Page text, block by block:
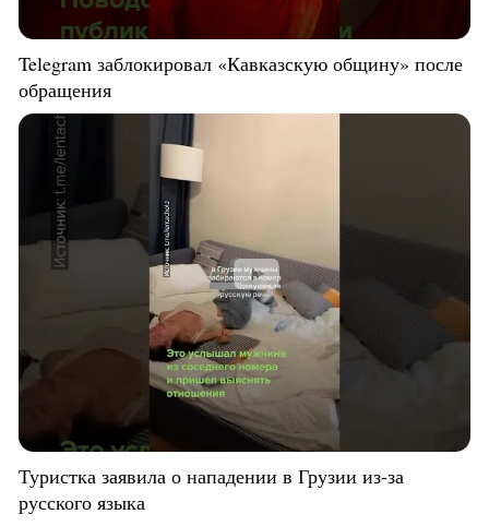
Telegram заблокировал «Кавказскую общину» после
обращения
Туристка заявила о нападении в Грузии из-за
русского языка